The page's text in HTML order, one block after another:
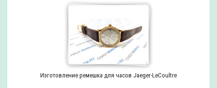
Изготовление ремешка для часов Jaeger-LeCoultre